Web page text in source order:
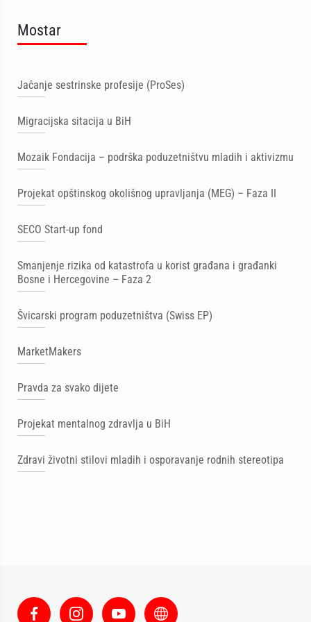
Mostar
Jačanje sestrinske profesije (ProSes)
Migracijska sitacija u BiH
Mozaik Fondacija – podrška poduzetništvu mladih i aktivizmu
Projekat opštinskog okolišnog upravljanja (MEG) – Faza II
SECO Start-up fond
Smanjenje rizika od katastrofa u korist građana i građanki
Bosne i Hercegovine – Faza 2
Švicarski program poduzetništva (Swiss EP)
MarketMakers
Pravda za svako dijete
Projekat mentalnog zdravlja u BiH
Zdravi životni stilovi mladih i osporavanje rodnih stereotipa